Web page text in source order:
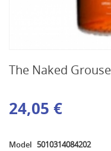
The Naked
24,05 €
Model 5010314084202